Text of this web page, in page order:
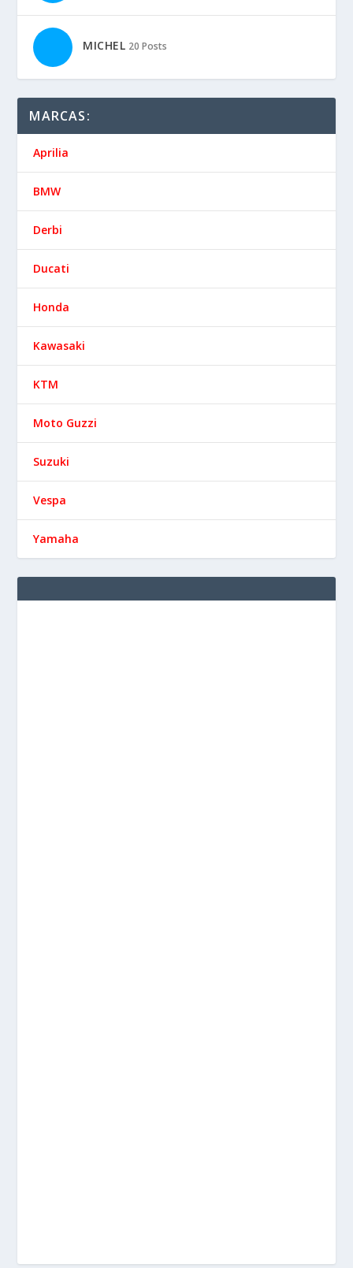
MICHEL 20 Posts
MARCAS:
Aprilia
BMW
Derbi
Ducati
Honda
Kawasaki
KTM
Moto Guzzi
Suzuki
Vespa
Yamaha